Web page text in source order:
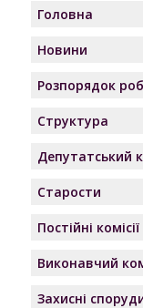
Головна
Новини
Розпорядок
Структура
Депутатський
Старости
Постійні комісії
Виконавчий
Захисні